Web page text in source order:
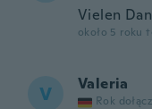
Vielen
około 5 roku
V Valeria
Rok